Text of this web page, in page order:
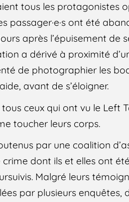
tous les protagonistes
passager·e·s ont été
après l’épuisement de
a dérivé à proximité
de photographier les
avant de s’éloigner.
ceux qui ont vu le Left
toucher leurs corps.
par une coalition
crime dont ils et elles ont
Malgré leurs
par plusieurs enquêtes,